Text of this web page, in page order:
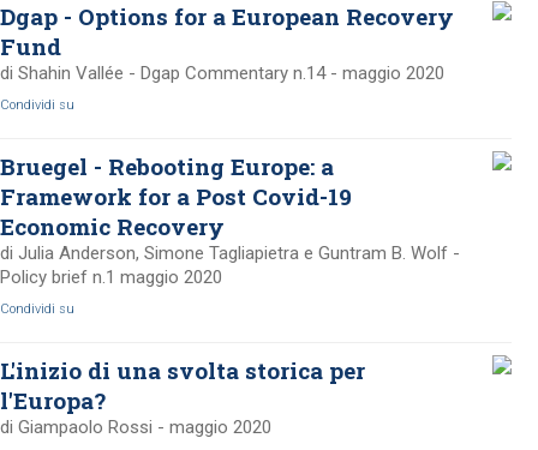
Dgap - Options for a European Recovery
Fund
di Shahin Vallée - Dgap Commentary n.14 - maggio 2020
Condividi su
Bruegel - Rebooting Europe: a
Framework for a Post Covid-19
Economic Recovery
di Julia Anderson, Simone Tagliapietra e Guntram B. Wolf -
Policy brief n.1 maggio 2020
Condividi su
L'inizio di una svolta storica per
l'Europa?
di Giampaolo Rossi - maggio 2020